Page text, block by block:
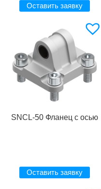
Оставить заявку
SNCL-50 Фланец с осью
Оставить заявку